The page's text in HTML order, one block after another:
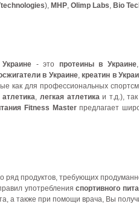
), MHP, Olimp Labs, Bio
- это протеины в Украине,
в Украине, креатин в
как для профессиональных
, легкая атлетикаи т.д.),
Fitness Masterпредлагает
ряд продуктов, требующих
употребленияспортивного
а также при помощи врача, Вы